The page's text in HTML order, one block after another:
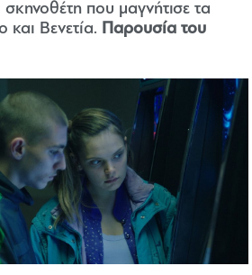
που μαγνήτισε τα
και Βενετία. Παρουσία του